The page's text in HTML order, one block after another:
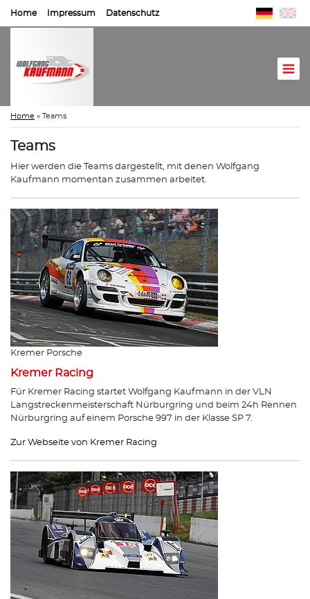
Home Impressum Datenschutz
Home » Teams
Teams
Hier werden die Teams dargestellt, mit denen Wolfgang
Kaufmann momentan zusammen arbeitet.
Kremer Porsche
Kremer Racing
Für Kremer Racing startet Wolfgang Kaufmann in der VLN
Langstreckenmeisterschaft Nürburgring und beim 24h Rennen
Nürburgring auf einem Porsche 997 in der Klasse SP 7.
Zur Webseite von Kremer Racing